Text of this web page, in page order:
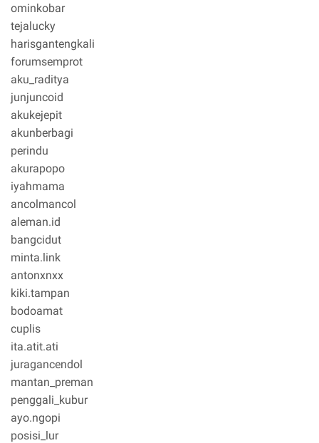
ominkobar
tejalucky
harisgantengkali
forumsemprot
aku_raditya
junjuncoid
akukejepit
akunberbagi
perindu
akurapopo
iyahmama
ancolmancol
aleman.id
bangcidut
minta.link
antonxnxx
kiki.tampan
bodoamat
cuplis
ita.atit.ati
juragancendol
mantan_preman
penggali_kubur
ayo.ngopi
posisi_lur